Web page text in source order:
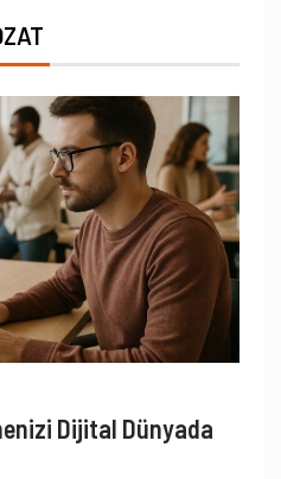
Dijital Dünyada